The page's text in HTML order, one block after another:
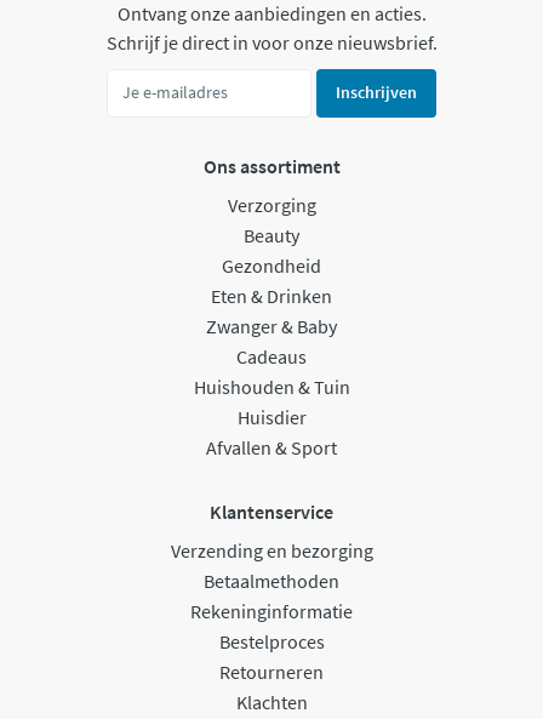
Ontvang onze aanbiedingen en acties.
Schrijf je direct in voor onze nieuwsbrief.
Inschrijven
Ons assortiment
Verzorging
Beauty
Gezondheid
Eten & Drinken
Zwanger & Baby
Cadeaus
Huishouden & Tuin
Huisdier
Afvallen & Sport
Klantenservice
Verzending en bezorging
Betaalmethoden
Rekeninginformatie
Bestelproces
Retourneren
Klachten